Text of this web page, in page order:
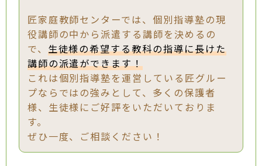
匠家庭教師センターでは、個別指導塾の現
役講師の中から派遣する講師を決めるの
で、 生徒様の希望する教科の指導に長けた
講師の派遣ができます！
これは個別指導塾を運営している匠グルー
プならではの強みとして、多くの保護者
様、生徒様にご好評をいただいておりま
す。
ぜひ一度、ご相談ください！